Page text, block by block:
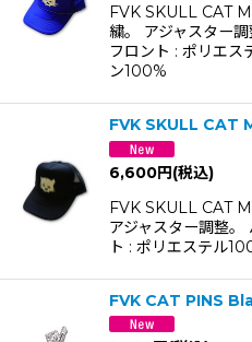
FVK SKULL CAT
繍。 アジャスター調
フロント : ポリエス
ン100%
FVK SKULL CAT
6,600円(税込)
FVK SKULL CAT
アジャスター調整
ト : ポリエステル
FVK CAT PINS